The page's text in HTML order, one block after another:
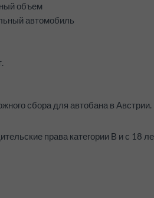
объем
автомобиль
сбора для автобана в Австрии.
права категории В и с 18